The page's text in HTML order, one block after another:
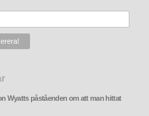
Wyatts påståenden om att man hittat